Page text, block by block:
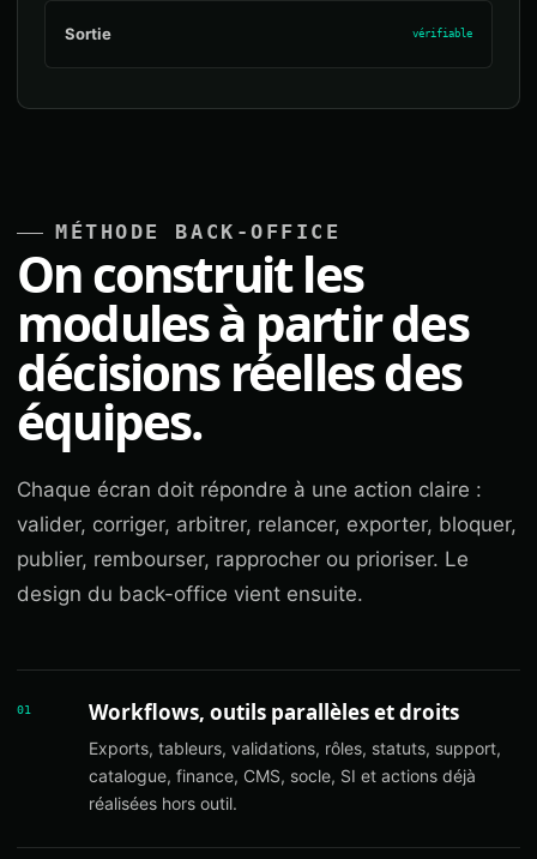
Sortie vérifiable
MÉTHODE BACK-OFFICE
On construit les
modules à partir des
décisions réelles des
équipes.
Chaque écran doit répondre à une action claire :
valider, corriger, arbitrer, relancer, exporter, bloquer,
publier, rembourser, rapprocher ou prioriser. Le
design du back-office vient ensuite.
01 Workflows, outils parallèles et droits
Exports, tableurs, validations, rôles, statuts, support,
catalogue, finance, CMS, socle, SI et actions déjà
réalisées hors outil.